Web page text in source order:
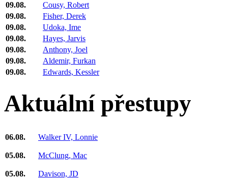
09.08.
Cousy, Robert
09.08.
Fisher, Derek
09.08.
Udoka, Ime
09.08.
Hayes, Jarvis
09.08.
Anthony, Joel
09.08.
Aldemir, Furkan
09.08.
Edwards, Kessler
Aktuální přestupy
06.08. Walker IV, Lonnie
05.08. McClung, Mac
05.08. Davison, JD